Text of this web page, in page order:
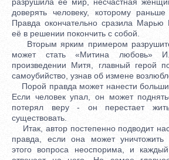
доверять человеку, которому раньше
Правда окончательно сразила Марью
её в решении покончить с собой.
Вторым ярким примером
может стать «Митина любовь»
произведении Митя, главный герой
самоубийство, узнав об измене
Порой правда может нанести
Если человек упал, он может
потерял веру - он перестает
существовать.
Итак, автор постепенно подводит
правда, если она может уничтожить
этого вопроса неоспорима, и